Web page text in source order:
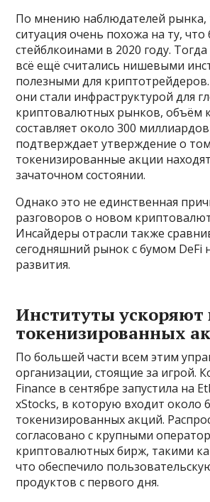
По мнению наблюдателей рынка,
ситуация очень похожа на ту, что
стейблкоинами в 2020 году.
всё ещё считались нишевыми
полезными для криптотрейдеров.
они стали инфраструктурой для
криптовалютных рынков, объём
составляет около 300
подтверждает утверждение о
токенизированные акции
зачаточном состоянии.
Однако это не единственная
разговоров о новом
Инсайдеры отрасли также
сегодняшний рынок с бумом DeFi
развития.
Институты ускоряют
токенизированных
По большей части всем этим
организации, стоящие за игрой.
Finance в сентябре запустила на
xStocks, в которую входит около
токенизированных акций.
согласовано с крупными
криптовалютных бирж, такими
что обеспечило
продуктов с первого дня.